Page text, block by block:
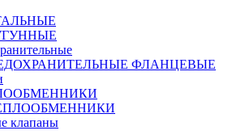
ФЛАНЦЕВЫЕ
клапаны
3 рабочих дня
России рассчитывается
удаленности и ваших пожеланий